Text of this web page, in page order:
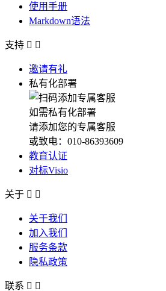
使用手册
Markdown语法
支持  
邀请有礼
私有化部署
如需私有化部署
请添加您的专属客服
或致电：010-86393609
教育认证
对标Visio
关于  
关于我们
加入我们
服务条款
隐私政策
联系  